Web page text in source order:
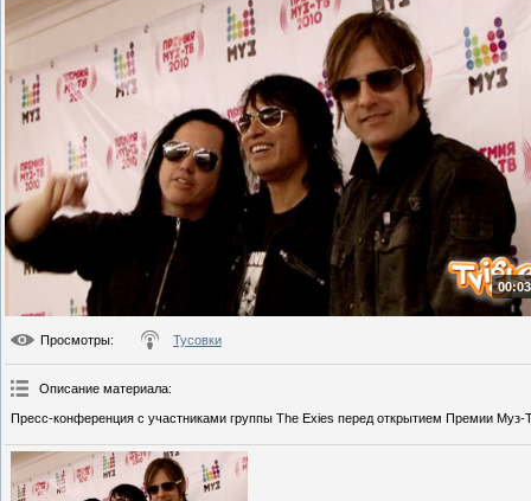
Просмотры: Тусовки
Описание материала:
Пресс-конференция с участниками группы The Exies перед открытием Премии Муз-